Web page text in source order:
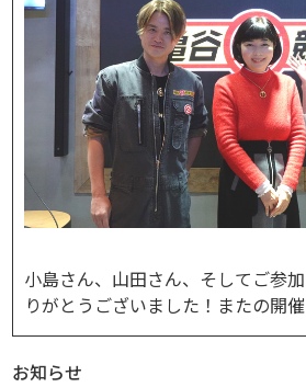
小島さん、山田さん、そしてご参
りがとうございました！またの開
お知らせ